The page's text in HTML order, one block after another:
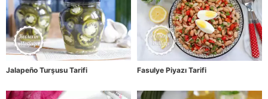
Jalapeño Turşusu Tarifi Fasulye Piyazı Tarifi